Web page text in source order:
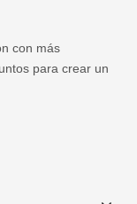
con más
para crear un